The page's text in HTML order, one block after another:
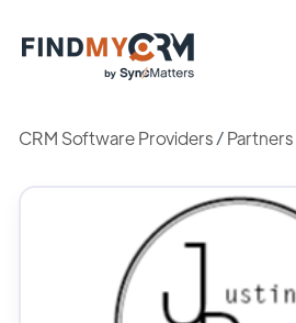
CRM Software Providers/Partners